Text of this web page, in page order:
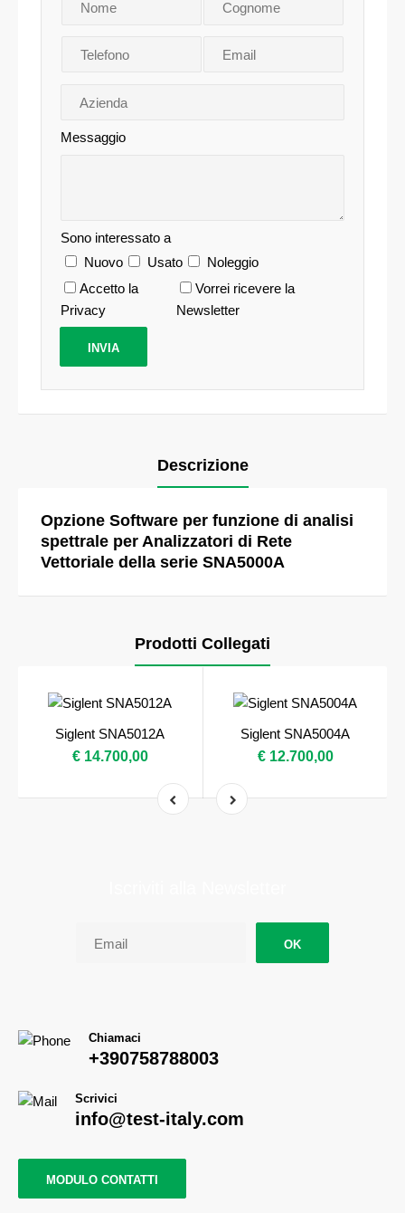
Messaggio
Sono interessato a
Nuovo
Usato
Noleggio
Accetto la
Privacy
Vorrei ricevere la
Newsletter
Descrizione
Opzione Software per funzione di analisi
spettrale per Analizzatori di Rete
Vettoriale della serie SNA5000A
Prodotti Collegati
Siglent SNA5012A
€ 14.700,00
Siglent SNA5004A
€ 12.700,00
OK
Chiamaci
+390758788003
Scrivici
info@test-italy.com
MODULO CONTATTI